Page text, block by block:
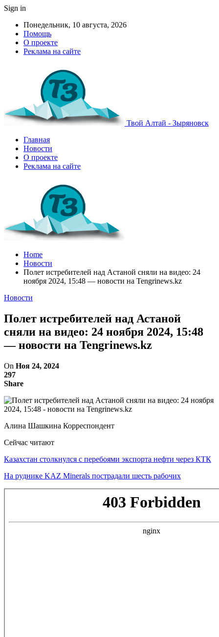
Sign in
Понедельник, 10 августа, 2026
Помощь
О проекте
Реклама на сайте
Твой Алтай - Зыряновск
Главная
Новости
О проекте
Реклама на сайте
Home
Новости
Полет истребителей над Астаной сняли на видео: 24
ноября 2024, 15:48 — новости на Tengrinews.kz
Новости
Полет истребителей над Астаной
сняли на видео: 24 ноября 2024, 15:48
— новости на Tengrinews.kz
On Ноя 24, 2024
297
Share
Алина Шашкина Корреспондент
Сейчас читают
Казахстан столкнулся с перебоями экспорта нефти через КТК
На руднике KAZ Minerals пострадали шесть рабочих